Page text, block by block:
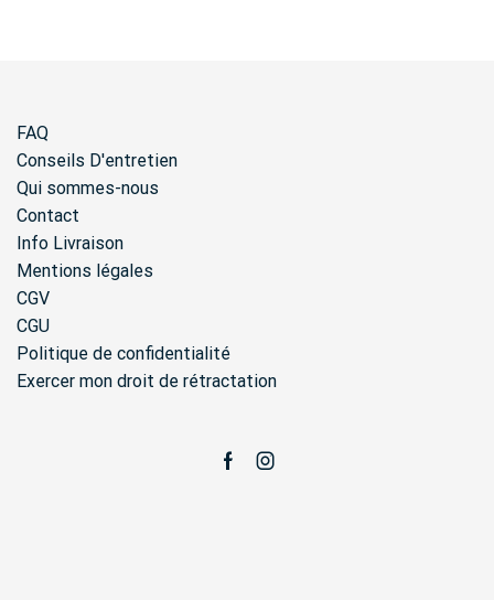
FAQ
Conseils D'entretien
Qui sommes-nous
Contact
Info Livraison
Mentions légales
CGV
CGU
Politique de confidentialité
Exercer mon droit de rétractation
FacebookInstagram